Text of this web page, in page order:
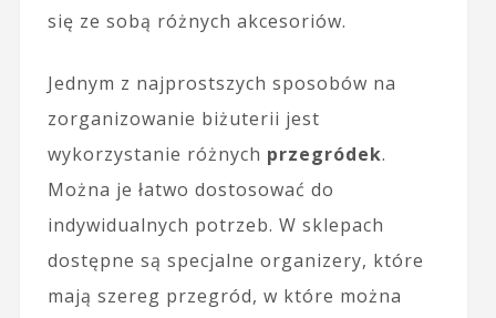
się ze sobą różnych akcesoriów.
Jednym z najprostszych sposobów na
zorganizowanie biżuterii jest
wykorzystanie różnych przegródek.
Można je łatwo dostosować do
indywidualnych potrzeb. W sklepach
dostępne są specjalne organizery, które
mają szereg przegród, w które można